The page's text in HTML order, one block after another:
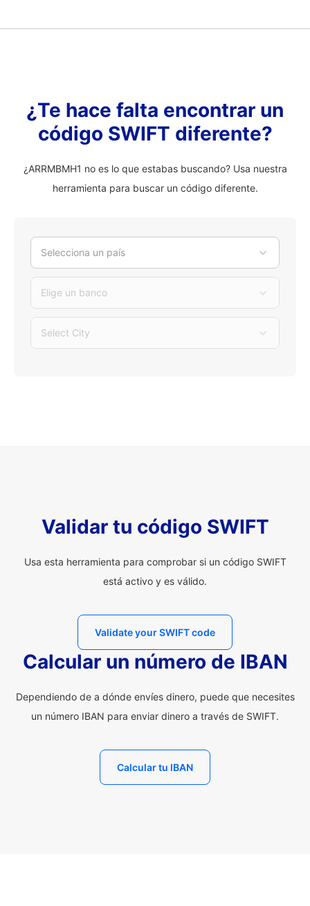
¿Te hace falta encontrar un
código SWIFT diferente?
¿ARRMBMH1 no es lo que estabas buscando? Usa nuestra
herramienta para buscar un código diferente.
Selecciona un país
Elige un banco
Select City
Validar tu código SWIFT
Usa esta herramienta para comprobar si un código SWIFT
está activo y es válido.
Validate your SWIFT code
Calcular un número de IBAN
Dependiendo de a dónde envíes dinero, puede que necesites
un número IBAN para enviar dinero a través de SWIFT.
Calcular tu IBAN